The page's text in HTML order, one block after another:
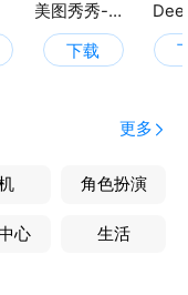
美图秀秀-视频/图片/Live人像精修工具
下载
更多
角色扮演
心 生活